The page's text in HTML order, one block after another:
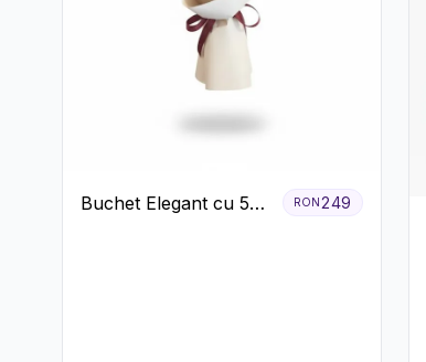
Buchet Elegant cu 5
RON 249